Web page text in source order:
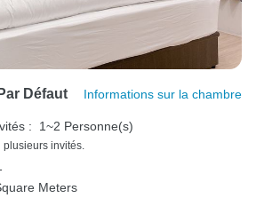
Défaut Informations sur la chambre
: 1~2 Personne(s)
invités.
Meters